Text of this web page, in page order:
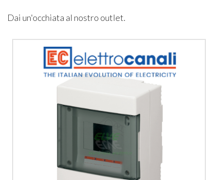
Dai un'occhiata al nostro outlet.